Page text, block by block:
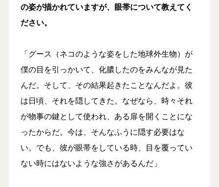
の姿が描かれていますが、眼帯について教えてく
ださい。
「グース（ネコのような姿をした地球外生物）が
僕の目を引っかいて、化膿したのをみんなが見た
んだ。そして、その結果起きたことなんだよ。彼
は日頃、それを隠してきた。なぜなら、時々それ
が物事の鍵として使われ、ある扉を開くことにな
ったからだ。今は、そんなふうに隠す必要はな
い。でも、彼が眼帯をしている時、目を覆ってい
ない時にはないような強さがあるんだ」